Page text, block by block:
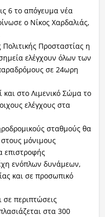
6 το απόγευμα νέα
ο Νίκος Χαρδαλιάς,
Προσταστίας η
ελέγχουν όλων των
σε 24ωρη
και στο Λιμενικό Σώμα το
ελέγχους στα
σταθμούς θα
μόνιμους
επιστροφής
ενόπλων δυνάμεων,
και σε προσωπικό
σε περιπτώσεις
στα 300